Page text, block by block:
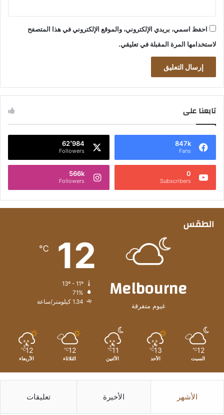
احفظ اسمي، بريدي الإلكتروني، والموقع الإلكتروني في هذا المتصفح
لاستخدامها المرة المقبلة في تعليقي.
تابعنا على
847k
Fans
62٬984
Followers
0
Subscribers
566k
Followers
الطقس
Melbourne
غيوم متفرقة
12
℃
71%
1.34 كيلومتر/ساعة
12
℃
السبت
13
℃
الأحد
11
℃
الأثنين
12
℃
الثلاثاء
12
℃
الأربعاء
الأشهر الأخيرة تعليقات